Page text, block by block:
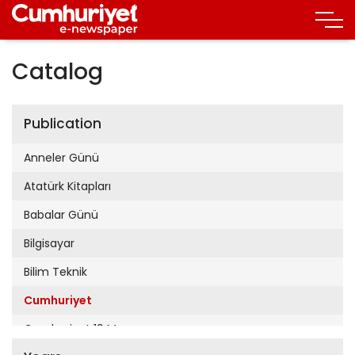
Catalog
Publication
Anneler Günü
Atatürk Kitapları
Babalar Günü
Bilgisayar
Bilim Teknik
Cumhuriyet
Cumhuriyet 19 Mayıs